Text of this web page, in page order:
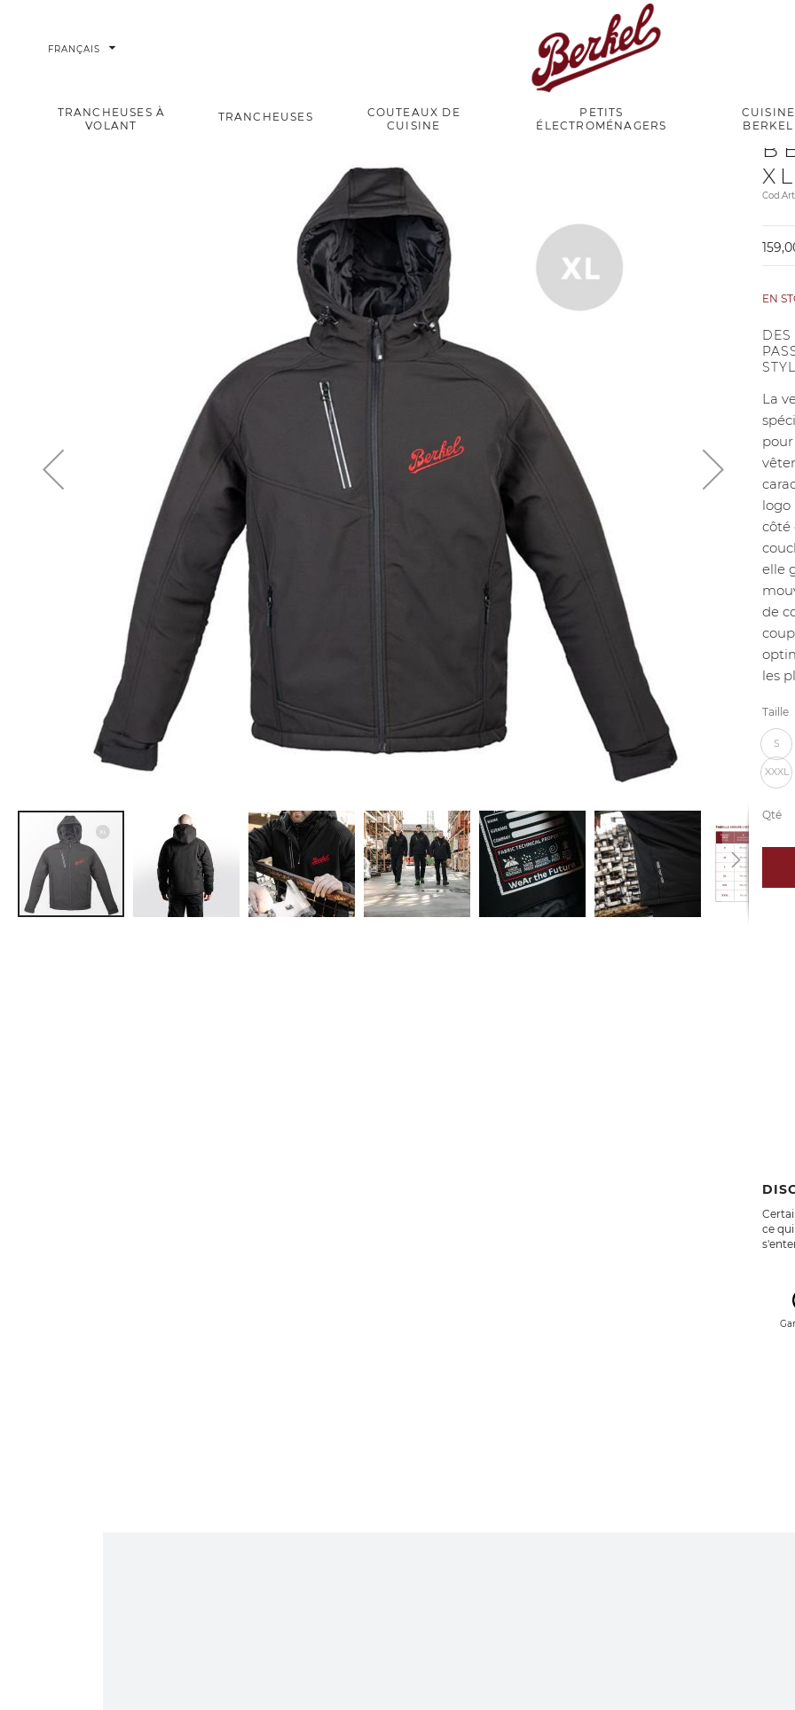
FRANÇAIS arrow_drop_down
TRANCHEUSES À
VOLANT
TRANCHEUSES
COUTEAUX DE
CUISINE
PETITS
ÉLECTROMÉNAGERS
CUISINE
BERKEL
Accueil Berkel Veste XL Noire
EN
DES
La
pour
logo
côté
elle
de
les
Taille
S
XXXL
Qté
ce